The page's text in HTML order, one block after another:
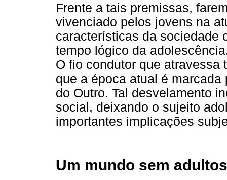
Frente a tais premissas,
vivenciado pelos jovens na
características da sociedade
tempo lógico da
O fio condutor que atravessa
que a época atual é
do Outro. Tal desvelamento
social, deixando o sujeito
importantes implicações
Um mundo sem adultos